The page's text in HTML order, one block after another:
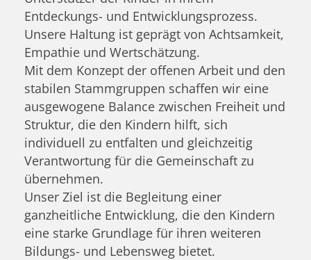
Entdeckungs- und Entwicklungsprozess.
Unsere Haltung ist geprägt von Achtsamkeit,
Empathie und Wertschätzung.
Mit dem Konzept der offenen Arbeit und den
stabilen Stammgruppen schaffen wir eine
ausgewogene Balance zwischen Freiheit und
Struktur, die den Kindern hilft, sich
individuell zu entfalten und gleichzeitig
Verantwortung für die Gemeinschaft zu
übernehmen.
Unser Ziel ist die Begleitung einer
ganzheitliche Entwicklung, die den Kindern
eine starke Grundlage für ihren weiteren
Bildungs- und Lebensweg bietet.